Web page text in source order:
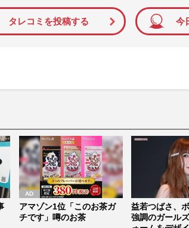
タレコミを投稿する 今
アマゾン1位「このお茶ガ
チです」噂のお茶
益若つばさ、
強調のガール